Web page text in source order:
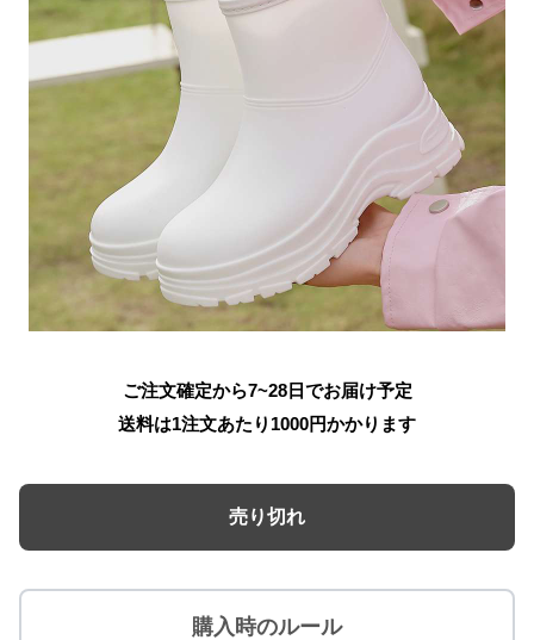
ご注文確定から7~28日でお届け予定
送料は1注文あたり 1000円かかります
売り切れ
購入時のルール